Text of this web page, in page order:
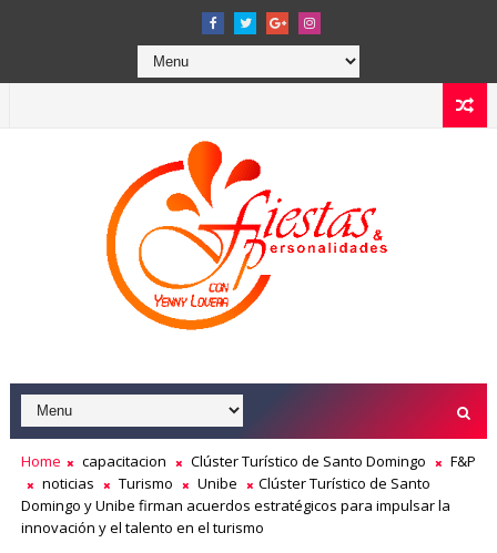
Home capacitacion Clúster Turístico de Santo Domingo
F&P
noticias
Turismo Unibe
Clúster Turístico de Santo
Domingo y Unibe firman acuerdos estratégicos para impulsar la
innovación y el talento en el turismo